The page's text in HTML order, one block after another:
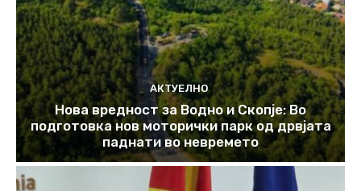
АКТУЕЛНО
Нова вредност за Водно и Скопје: Во
подготовка нов моторички парк од дрвјата
паднати во невремето